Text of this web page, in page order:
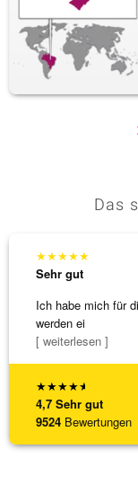
Das
★★★★★
4,7 Sehr gut
9524 Bewertungen
★★★★★
Sehr gut
Ich habe mich für
werden ei
[ weiterlesen ]